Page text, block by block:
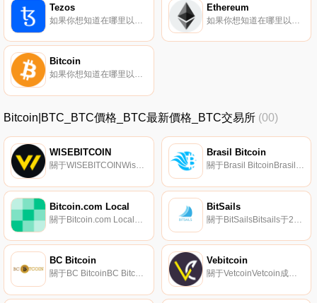
Tezos Ethereum
Bitcoin
如果你想知道在哪里以當前價格購買Bitcoin,目前交易{Bitcoin]股票的頂級加密貨幣交易所是Binance、OKX、Deepcoin、BTCEX和Bitrue。您可以在我們的加密貨幣交易所頁面上找到其他列表.
Bitcoin|BTC_BTC價格_BTC最新價格_BTC交易所 (00)
WISEBITCOIN
關于WISEBITCOINWisetcoin成立于2018年,是一家總部位于新加坡的全球加密貨幣交易所。Wisetcoin集成到云上,每天處理超過60億美元的交易量,在全球擁有超過1200萬客戶,為交易所提供了深厚的流動性.
Brasil Bitcoin
關于Brasil BitcoinBrasil Bitcoin是一家巴西加密貨幣交易所,成立于2018年,旨在提供市場上最好的安全性和最低的費用。目前,它擁有40多萬客戶和40多對交易對,是巴西最大的交易所之一.
Bitcoin.com Local BitSails
BC Bitcoin
關于BC BitcoinBC Bitcoin于2017年10月30日推出,是一家位于英國赫特福德郡Broxbourne格倫維爾大道4號格倫維爾大廈的集中式交易所,EN10 7DH。它支持英鎊和歐元對。它是一家在英國注冊的公司.
Vebitcoin
關于VetcoinVetcoin成立于2017年8月,是一家總部位于土耳其的數字資產交易平臺。它有各種加密貨幣,旨在讓用戶有機會在土耳其和世界各地規劃自己的金融道路。它有三種語言選項；俄語、土耳其語和英語。市場上的所有信息都可以在沒有注冊的情況下訪問。這是一個以客戶為導向的平臺.